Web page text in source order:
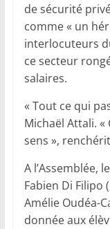
de sécurité
comme « un
interlocuteurs
ce secteur
salaires.
« Tout ce qui
Michaël Attali.
sens »,
A l’Assemblée,
Fabien Di Filipo
Amélie Oudéa-
donnée aux